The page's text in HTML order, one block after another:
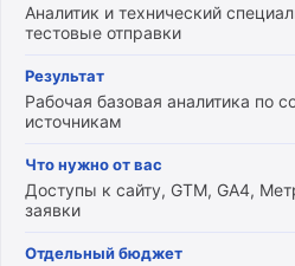
Аналитик и технический
тестовые отправки
Результат
Рабочая базовая аналитика по
источникам
Что нужно от вас
Доступы к сайту, GTM, GA4,
заявки
Отдельный бюджет